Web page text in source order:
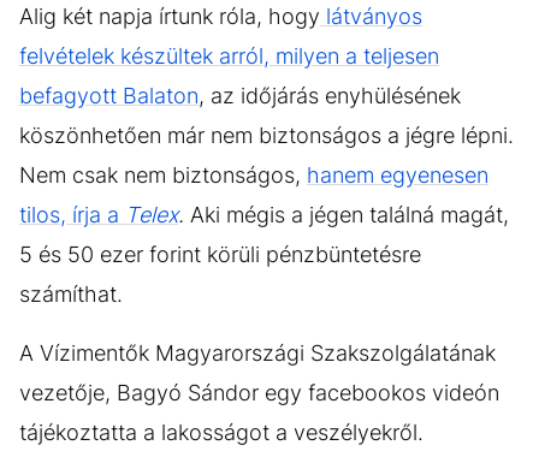
Alig két napja írtunk róla, hogy látványos
felvételek készültek arról, milyen a teljesen
befagyott Balaton, az időjárás enyhülésének
köszönhetően már nem biztonságos a jégre lépni.
Nem csak nem biztonságos, hanem egyenesen
tilos, írja a Telex. Aki mégis a jégen találná magát,
5 és 50 ezer forint körüli pénzbüntetésre
számíthat.
A Vízimentők Magyarországi Szakszolgálatának
vezetője, Bagyó Sándor egy facebookos videón
tájékoztatta a lakosságot a veszélyekről.